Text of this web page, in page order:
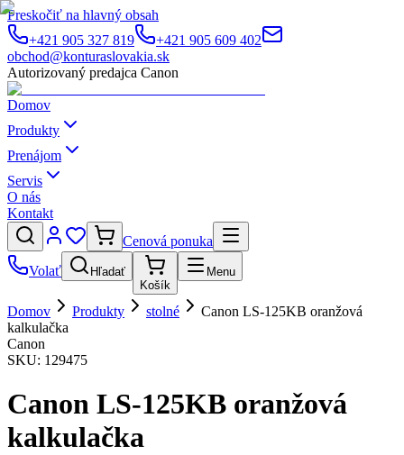
Preskočiť na hlavný obsah
+421 905 327 819
+421 905 609 402
obchod@konturaslovakia.sk
Autorizovaný predajca Canon
Domov
Produkty
Prenájom
Servis
O nás
Kontakt
Cenová ponuka
Volať
Hľadať
Košík
Menu
Domov Produkty stolné
Canon LS-125KB oranžová
kalkulačka
Canon
SKU: 129475
Canon LS-125KB oranžová
kalkulačka